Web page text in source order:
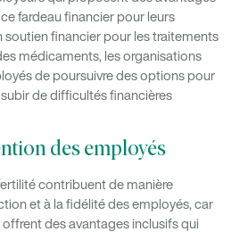
fardeau financier pour leurs
soutien financier pour les traitements
médicaments, les organisations
de poursuivre des options pour
de difficultés financières
des employés
contribuent de manière
et à la fidélité des employés, car
des avantages inclusifs qui